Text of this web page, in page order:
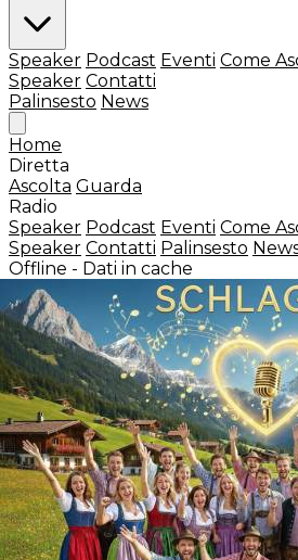
Speaker Podcast Eventi Come
Speaker Contatti
Palinsesto News
Home
Diretta
Ascolta Guarda
Radio
Speaker Podcast Eventi Come
Speaker Contatti Palinsesto
Offline - Dati in cache